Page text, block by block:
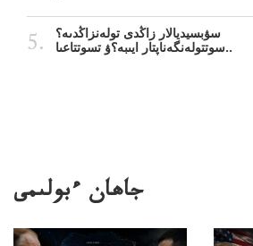
سۋبسيديالار زاڭدى تولەنزاڭدىە؟
سوتتولەنگەناپتار ايىبە؟ۋ تسوتتاعىا..
جاھان ءبولىمى